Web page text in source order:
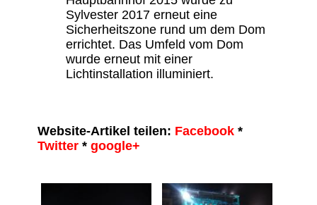
Sylvester 2017 erneut eine
Sicherheitszone rund um dem Dom
errichtet. Das Umfeld vom Dom
wurde erneut mit einer
Lichtinstallation illuminiert.
Website-Artikel teilen: Facebook*
Twitter* google+